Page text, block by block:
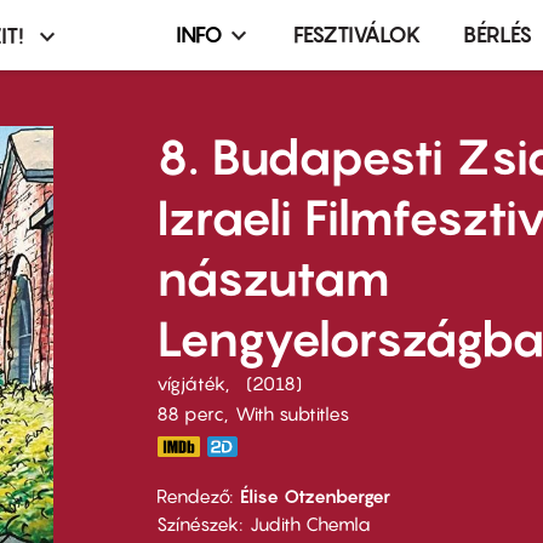
Infó,
terembérlés
menü
INFO FESZTIVÁLOK BÉRLÉS
8. Budapesti
Izraeli
nászutam
vígjáték
2018
88 perc,
With subtitles
Rendező Élise Otzenberger
Színészek
Judith Chemla